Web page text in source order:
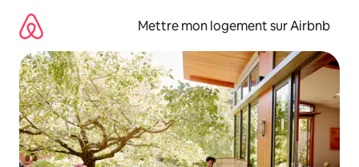
directement
contenu
Mettre mon logement sur Airbnb